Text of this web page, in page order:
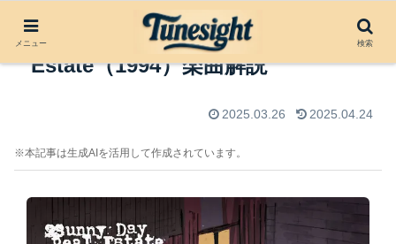
In Circles by Sunny Day Real
Estate（1994）楽曲解説
2025.03.26 2025.04.24
※本記事は生成AIを活用して作成されています。
メニュー 検索